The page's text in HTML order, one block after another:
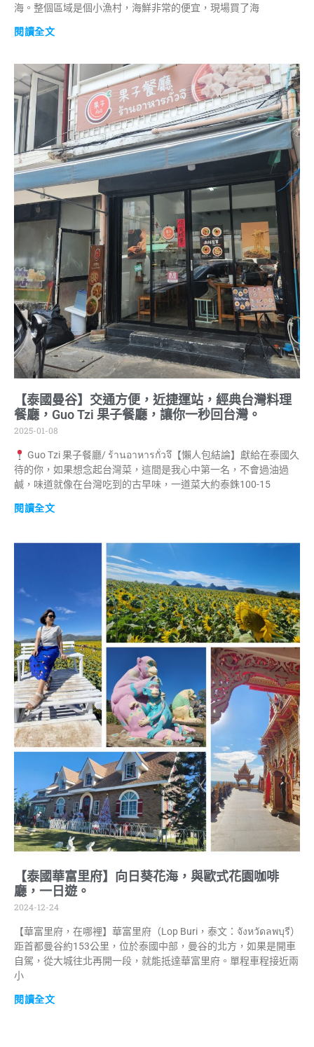
海。整個區域是個小漁村，海鮮非常的便宜，現場買了海
閱讀全文
【泰國曼谷】交通方便，近捷運站，經典台灣料理
餐廳，Guo Tzi 果子餐廳，讓你一秒回台灣。
2025-01-08
Guo Tzi 果子餐廳/ ร้านอาหารกั่วจึ【懶人包結論】獻給在泰國久
待的你，如果想念起台灣菜，這間是我心中第一名，不會過油過
鹹，味道就像在台灣吃到的古早味，一道菜大約泰銖100-15
閱讀全文
【泰國華富里府】向日葵花海，與歐式花園咖啡
廳，一日遊。
2024-12-24
【華富里府，在哪裡】華富里府（Lop Buri，泰文：จังหวัดลพบุรี）
距首都曼谷約153公里，位於泰國中部，曼谷的北方，如果是開車
自駕，從大城往北再開一段，就能抵達華富里府。單程車程接近兩
小
閱讀全文